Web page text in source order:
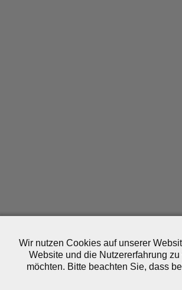
Wir nutzen Cookies auf unserer
Website und die Nutzererfahrung
möchten. Bitte beachten Sie, dass